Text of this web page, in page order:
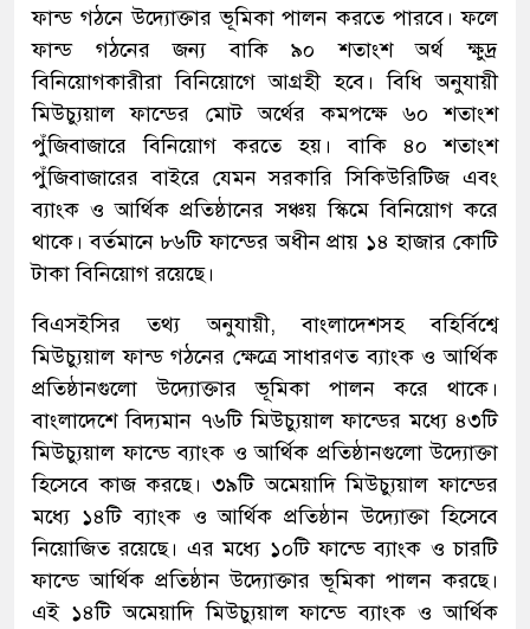
ফান্ড গঠনে উদ্যোক্তার ভূমিকা পালন করতে পারবে। ফলে
ফান্ড গঠনের জন্য বাকি ৯০ শতাংশ অর্থ ক্ষুদ্র
বিনিয়োগকারীরা বিনিয়োগে আগ্রহী হবে। বিধি অনুযায়ী
মিউচ্যুয়াল ফান্ডের মোট অর্থের কমপক্ষে ৬০ শতাংশ
পুঁজিবাজারে বিনিয়োগ করতে হয়। বাকি ৪০ শতাংশ
পুঁজিবাজারের বাইরে যেমন সরকারি সিকিউরিটিজ এবং
ব্যাংক ও আর্থিক প্রতিষ্ঠানের সঞ্চয় স্কিমে বিনিয়োগ করে
থাকে। বর্তমানে ৮৬টি ফান্ডের অধীন প্রায় ১৪ হাজার কোটি
টাকা বিনিয়োগ রয়েছে।
বিএসইসির তথ্য অনুযায়ী, বাংলাদেশসহ বহির্বিশ্বে
মিউচ্যুয়াল ফান্ড গঠনের ক্ষেত্রে সাধারণত ব্যাংক ও আর্থিক
প্রতিষ্ঠানগুলো উদ্যোক্তার ভূমিকা পালন করে থাকে।
বাংলাদেশে বিদ্যমান ৭৬টি মিউচ্যুয়াল ফান্ডের মধ্যে ৪৩টি
মিউচ্যুয়াল ফান্ডে ব্যাংক ও আর্থিক প্রতিষ্ঠানগুলো উদ্যোক্তা
হিসেবে কাজ করছে। ৩৯টি অমেয়াদি মিউচ্যুয়াল ফান্ডের
মধ্যে ১৪টি ব্যাংক ও আর্থিক প্রতিষ্ঠান উদ্যোক্তা হিসেবে
নিয়োজিত রয়েছে। এর মধ্যে ১০টি ফান্ডে ব্যাংক ও চারটি
ফান্ডে আর্থিক প্রতিষ্ঠান উদ্যোক্তার ভূমিকা পালন করছে।
এই ১৪টি অমেয়াদি মিউচ্যুয়াল ফান্ডে ব্যাংক ও আর্থিক